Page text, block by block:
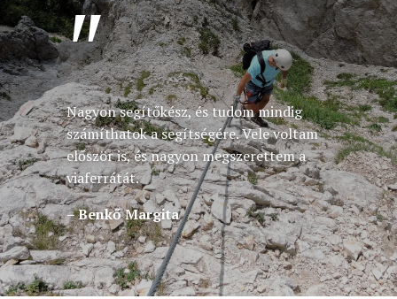
"
Nagyon segítőkész, és tudom mindig
számíthatok a segítségére. Vele voltam
először is, és nagyon megszerettem a
viaferrátát.
– Benkő Margita